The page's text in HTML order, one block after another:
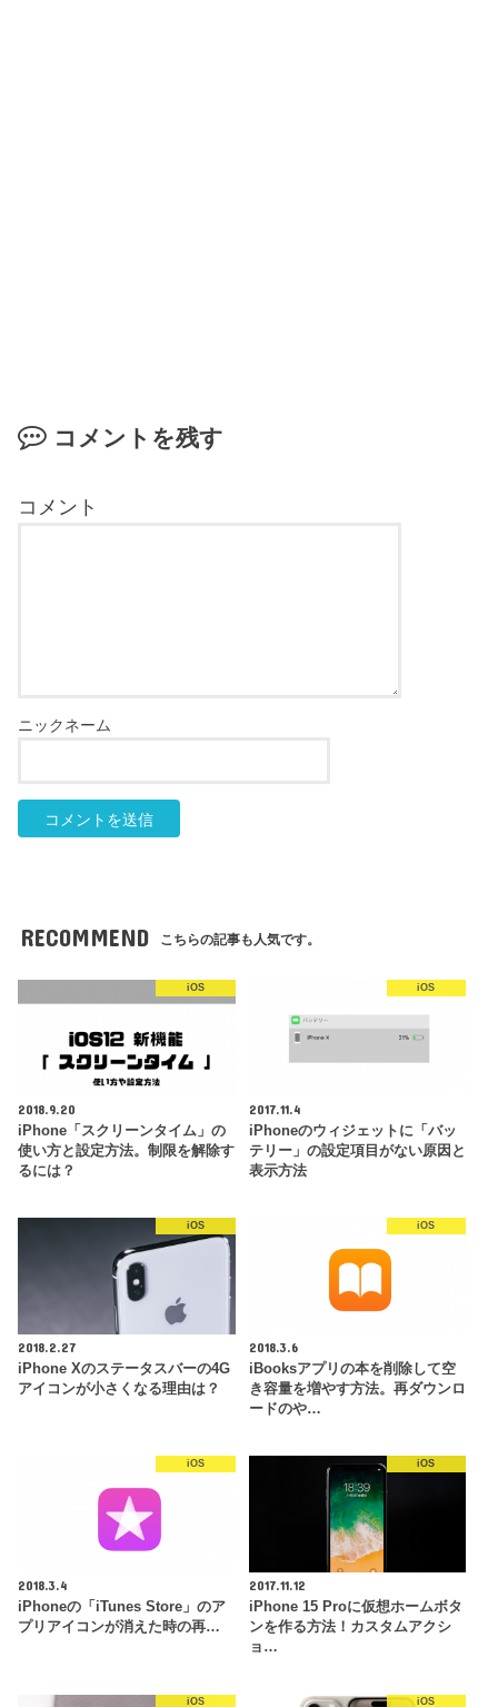
コメントを残す
RECOMMEND こちらの記事も人気です。
iOS
2018.9.20
iPhone「スクリーンタイム」の
使い方と設定方法。制限を解除す
るには？
iOS
2017.11.4
iPhoneのウィジェットに「バッ
テリー」の設定項目がない原因と
表示方法
iOS
2018.2.27
iPhone Xのステータスバーの4G
アイコンが小さくなる理由は？
iOS
2018.3.6
iBooksアプリの本を削除して空
き容量を増やす方法。再ダウンロ
ードのや…
iOS
2018.3.4
iPhoneの「iTunes Store」のア
プリアイコンが消えた時の再…
iOS
2017.11.12
iPhone 15 Proに仮想ホームボタ
ンを作る方法！カスタムアクシ
ョ…
iOS iOS